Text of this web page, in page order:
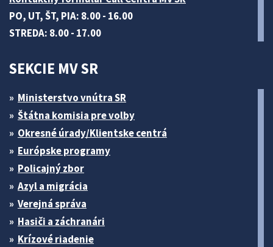
PO, UT, ŠT, PIA: 8.00 - 16.00
STREDA: 8.00 - 17.00
SEKCIE MV SR
Ministerstvo vnútra SR
Štátna komisia pre volby
Okresné úrady/Klientske centrá
Európske programy
Policajný zbor
Azyl a migrácia
Verejná správa
Hasiči a záchranári
Krízové riadenie